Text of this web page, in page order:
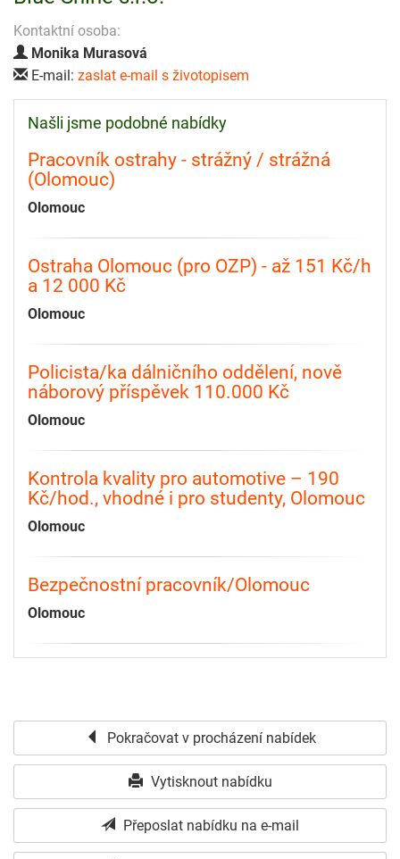
Kontaktní osoba:
Monika Murasová
E-mail: zaslat e-mail s životopisem
Našli jsme podobné nabídky
Pracovník ostrahy - strážný / strážná
(Olomouc)
Olomouc
Ostraha Olomouc (pro OZP) - až 151 Kč/h
a 12 000 Kč
Olomouc
Policista/ka dálničního oddělení, nově
náborový příspěvek 110.000 Kč
Olomouc
Kontrola kvality pro automotive – 190
Kč/hod., vhodné i pro studenty, Olomouc
Olomouc
Bezpečnostní pracovník/Olomouc
Olomouc
Pokračovat v procházení nabídek
Vytisknout nabídku
Přeposlat nabídku na e-mail